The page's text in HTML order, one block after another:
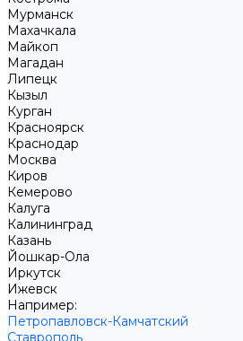
Мурманск
Махачкала
Майкоп
Магадан
Липецк
Кызыл
Курган
Красноярск
Краснодар
Москва
Киров
Кемерово
Калуга
Калининград
Казань
Йошкар-Ола
Иркутск
Ижевск
Например:
Петропавловск-Камчатский
Ставрополь